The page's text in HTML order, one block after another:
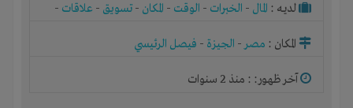
لديـه : المال - الخبرات - الوقت - المكان - تسويق - علاقات -
المكان : مصر- الجيزة - فيصل الرئيسي
آخر ظهور: : منذ 2 سنوات